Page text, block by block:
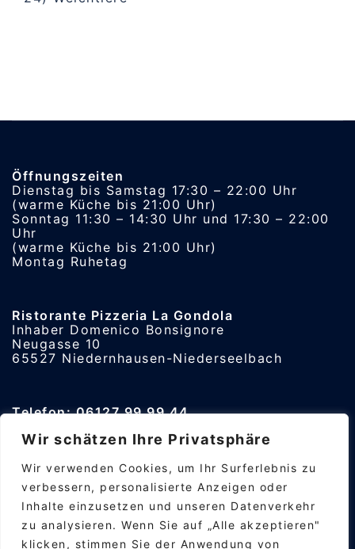
Wir schätzen Ihre Privatsphäre
Wir verwenden Cookies, um Ihr Surferlebnis zu
verbessern, personalisierte Anzeigen oder
Inhalte einzusetzen und unseren Datenverkehr
zu analysieren. Wenn Sie auf „Alle akzeptieren"
klicken, stimmen Sie der Anwendung von
Öffnungszeiten
Dienstag bis Samstag 17:30 – 22:00 Uhr
(warme Küche bis 21:00 Uhr)
Sonntag 11:30 – 14:30 Uhr und 17:30 – 22:00
Uhr
(warme Küche bis 21:00 Uhr)
Montag Ruhetag
Ristorante Pizzeria La Gondola
Inhaber Domenico Bonsignore
Neugasse 10
65527 Niedernhausen-Niederseelbach
Telefon: 06127 99 99 44
Download Speisekarte La Gondola